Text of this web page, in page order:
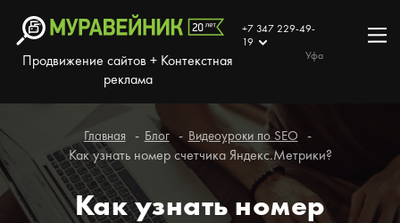
Продвижение сайтов + Контекстная
реклама
+7 347 229-49-
19
Уфа
Главная Блог Видеоуроки по SEO
Как узнать номер счетчика Яндекс.Метрики?
Как узнать номер